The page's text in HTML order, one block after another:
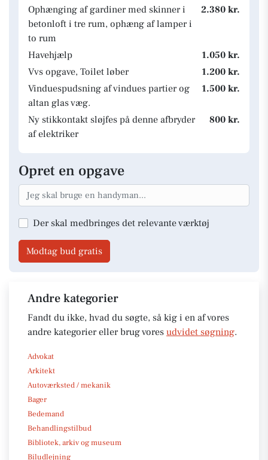
Ophænging af gardiner med skinner i
betonloft i tre rum, ophæng af lamper i
to rum
2.380 kr.
Havehjælp
1.050 kr.
Vvs opgave, Toilet løber
1.200 kr.
Vinduespudsning af vindues partier og
altan glas væg.
1.500 kr.
Ny stikkontakt sløjfes på denne afbryder
af elektriker
800 kr.
Opret en opgave
Der skal medbringes det relevante værktøj
Modtag bud gratis
Andre kategorier
Fandt du ikke, hvad du søgte, så kig i en af vores
andre kategorier eller brug vores udvidet søgning.
Advokat
Arkitekt
Autoværksted / mekanik
Bager
Bedemand
Behandlingstilbud
Bibliotek, arkiv og museum
Biludlejning